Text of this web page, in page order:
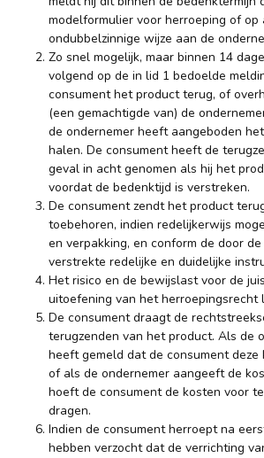
modelformulier voor herroeping of op
ondubbelzinnige wijze aan de
Zo snel mogelijk, maar binnen 14
volgend op de in lid 1 bedoelde
consument het product terug, of
(een gemachtigde van) de
de ondernemer heeft aangeboden
halen. De consument heeft de
geval in acht genomen als hij het
voordat de bedenktijd is verstreken.
De consument zendt het product
toebehoren, indien redelijkerwijs
en verpakking, en conform de door
verstrekte redelijke en duidelijke
Het risico en de bewijslast voor de
uitoefening van het herroepingsrecht
De consument draagt de
terugzenden van het product. Als de
heeft gemeld dat de consument deze
of als de ondernemer aangeeft de
hoeft de consument de kosten voor
dragen.
Indien de consument herroept na
hebben verzocht dat de verrichting